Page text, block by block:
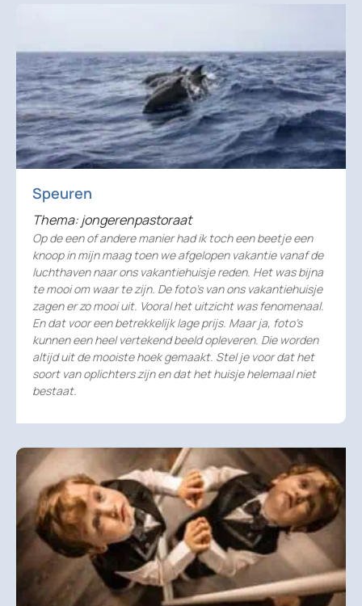
Speuren
Thema: jongerenpastoraat
Op de een of andere manier had ik toch een beetje een
knoop in mijn maag toen we afgelopen vakantie vanaf de
luchthaven naar ons vakantiehuisje reden. Het was bijna
te mooi om waar te zijn. De foto’s van ons vakantiehuisje
zagen er zo mooi uit. Vooral het uitzicht was fenomenaal.
En dat voor een betrekkelijk lage prijs. Maar ja, foto’s
kunnen een heel vertekend beeld opleveren. Die worden
altijd uit de mooiste hoek gemaakt. Stel je voor dat het
soort van oplichters zijn en dat het huisje helemaal niet
bestaat.